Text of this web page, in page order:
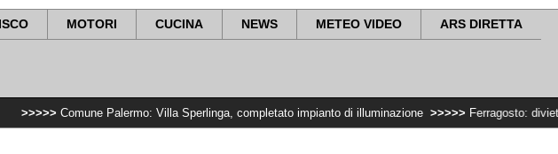
MOTORI CUCINA NEWS METEO VIDEO ARS DIRETTA
Palermo: Villa Sperlinga, completato impianto di illuminazione >>>>> Ferragosto: divieto di